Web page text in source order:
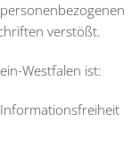
verstößt.
Westfalen ist: